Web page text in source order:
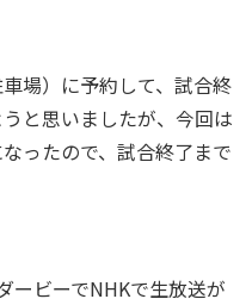
場）に予約して、試合終
と思いましたが、今回は
ったので、試合終了まで
ービーでNHKで生放送が